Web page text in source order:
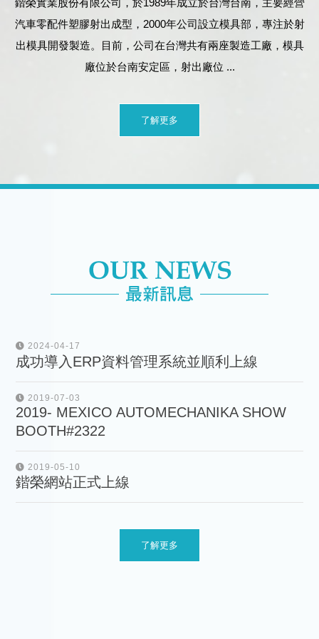
鍇榮實業股份有限公司，於1989年成立於台灣台南，主要經營
汽車零配件塑膠射出成型，2000年公司設立模具部，專注於射
出模具開發製造。目前，公司在台灣共有兩座製造工廠，模具
廠位於台南安定區，射出廠位 ...
了解更多
2024-04-17
成功導入ERP資料管理系統並順利上線
2019-07-03
2019- MEXICO AUTOMECHANIKA SHOW
BOOTH#2322
2019-05-10
鍇榮網站正式上線
了解更多